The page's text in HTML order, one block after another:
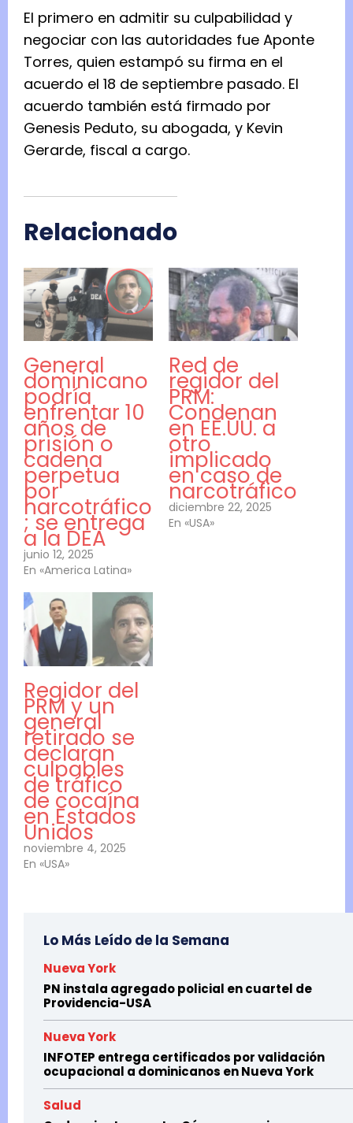
El primero en admitir su culpabilidad y
negociar con las autoridades fue Aponte
Torres, quien estampó su firma en el
acuerdo el 18 de septiembre pasado. El
acuerdo también está firmado por
Genesis Peduto, su abogada, y Kevin
Gerarde, fiscal a cargo.
Relacionado
General
dominicano
podría
enfrentar 10
años de
prisión o
cadena
perpetua
por
narcotráfico
; se entrega
a la DEA
junio 12, 2025
En «America Latina»
Red de
regidor del
PRM:
Condenan
en EE.UU. a
otro
implicado
en caso de
narcotráfico
diciembre 22, 2025
En «USA»
Regidor del
PRM y un
general
retirado se
declaran
culpables
de tráfico
de cocaína
en Estados
Unidos
noviembre 4, 2025
En «USA»
Lo Más Leído de la Semana
Nueva York
PN instala agregado policial en cuartel de
Providencia-USA
Nueva York
INFOTEP entrega certificados por validación
ocupacional a dominicanos en Nueva York
Salud